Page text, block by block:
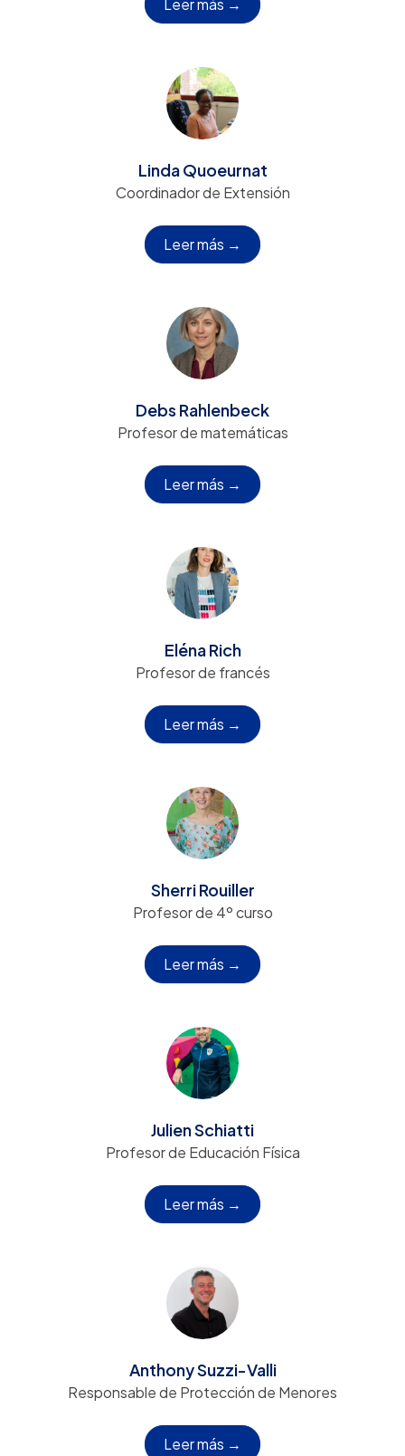
Leer más →
Linda Quoeurnat
Coordinador de Extensión
Leer más →
Debs Rahlenbeck
Profesor de matemáticas
Leer más →
Eléna Rich
Profesor de francés
Leer más →
Sherri Rouiller
Profesor de 4º curso
Leer más →
Julien Schiatti
Profesor de Educación Física
Leer más →
Anthony Suzzi-Valli
Responsable de Protección de Menores
Leer más →